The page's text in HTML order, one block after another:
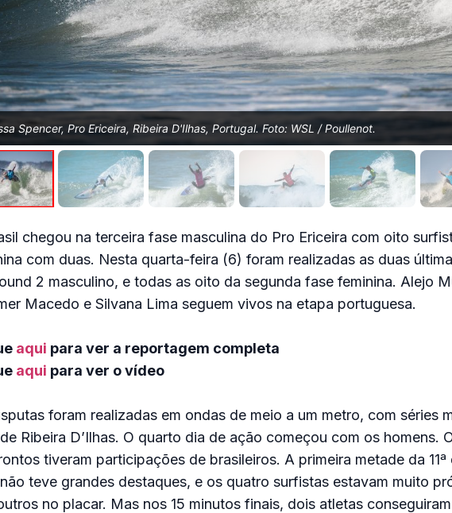
Spencer, Pro Ericeira, Ribeira D'Ilhas, Portugal. Foto: WSL / Poullenot.
chegou na terceira fase masculina do Pro Ericeira com oito
com duas. Nesta quarta-feira (6) foram realizadas as duas
2 masculino, e todas as oito da segunda fase feminina. Alejo
Macedo e Silvana Lima seguem vivos na etapa portuguesa.
aqui para ver a reportagem completa
aqui para ver o vídeo
foram realizadas em ondas de meio a um metro, com séries
Ribeira D’Ilhas. O quarto dia de ação começou com os homens.
tiveram participações de brasileiros. A primeira metade da 11ª
teve grandes destaques, e os quatro surfistas estavam muito
no placar. Mas nos 15 minutos finais, dois atletas